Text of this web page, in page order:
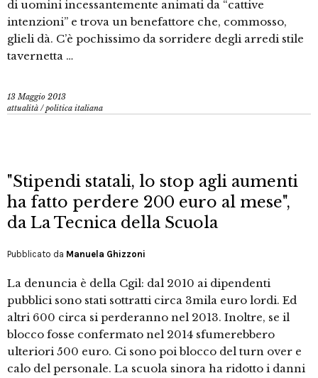
di uomini incessantemente animati da “cattive
intenzioni” e trova un benefattore che, commosso,
glieli dà. C’è pochissimo da sorridere degli arredi stile
tavernetta …
13 Maggio 2013
attualità /politica italiana
"Stipendi statali, lo stop agli aumenti
ha fatto perdere 200 euro al mese",
da La Tecnica della Scuola
Pubblicato da Manuela Ghizzoni
La denuncia è della Cgil: dal 2010 ai dipendenti
pubblici sono stati sottratti circa 3mila euro lordi. Ed
altri 600 circa si perderanno nel 2013. Inoltre, se il
blocco fosse confermato nel 2014 sfumerebbero
ulteriori 500 euro. Ci sono poi blocco del turn over e
calo del personale. La scuola sinora ha ridotto i danni